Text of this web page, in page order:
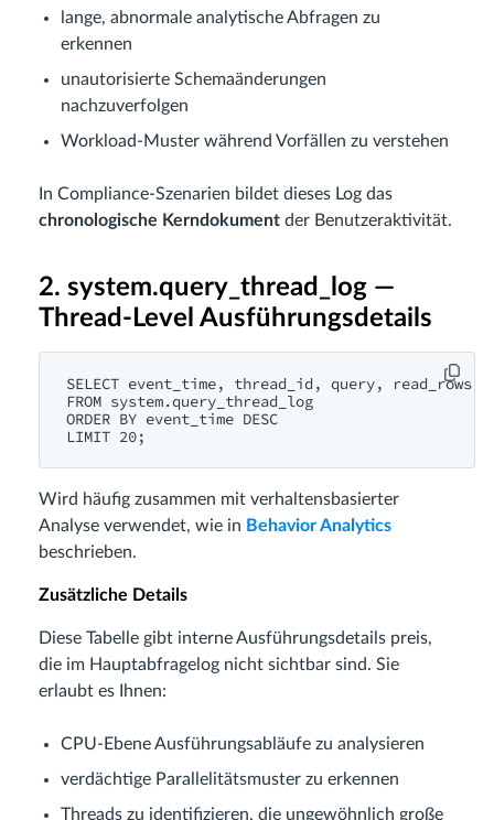
lange, abnormale analytische Abfragen zu
erkennen
unautorisierte Schemaänderungen
nachzuverfolgen
Workload-Muster während Vorfällen zu verstehen
In Compliance-Szenarien bildet dieses Log das
chronologische Kerndokument der Benutzeraktivität.
2. system.query_thread_log —
Thread-Level Ausführungsdetails
SELECT event_time, thread_id, query, read_rows,
FROM system.query_thread_log
ORDER BY event_time DESC
Wird häufig zusammen mit verhaltensbasierter
Analyse verwendet, wie in Behavior Analytics
beschrieben.
Zusätzliche Details
Diese Tabelle gibt interne Ausführungsdetails preis,
die im Hauptabfragelog nicht sichtbar sind. Sie
erlaubt es Ihnen:
CPU-Ebene Ausführungsabläufe zu analysieren
verdächtige Parallelitätsmuster zu erkennen
Threads zu identifizieren, die ungewöhnlich große